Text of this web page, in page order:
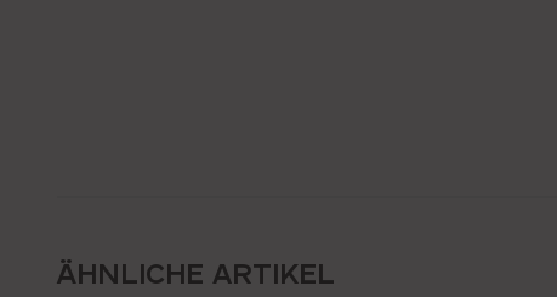
ÄHNLICHE ARTIKEL